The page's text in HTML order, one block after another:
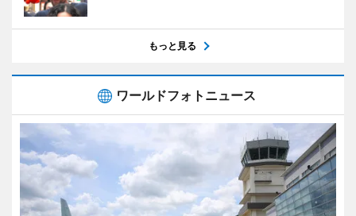
もっと見る
ワールドフォトニュース